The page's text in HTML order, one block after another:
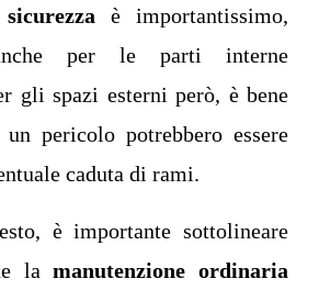
sicurezza è importantissimo,
per le parti interne
gli spazi esterni però, è bene
pericolo potrebbero essere
caduta di rami.
è importante sottolineare
lamanutenzione ordinaria